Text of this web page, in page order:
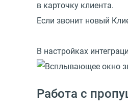
в карточку клиента.
Если звонит новый
В настройках
Работа с